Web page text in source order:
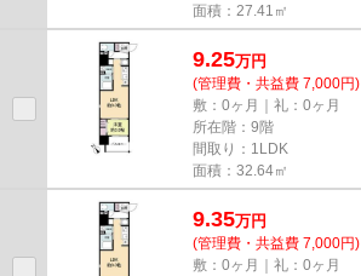
面積：27.41㎡
9.25万円
(管理費・共益費 7,000円)
敷：0ヶ月｜礼：0ヶ月
所在階：9階
間取り：1LDK
面積：32.64㎡
9.35万円
(管理費・共益費 7,000円)
敷：0ヶ月｜礼：0ヶ月